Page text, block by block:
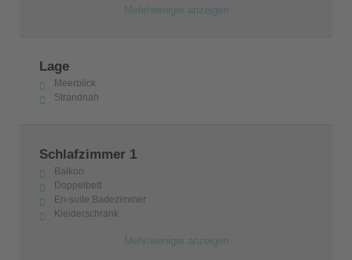
Mehr/weniger anzeigen
Lage
Meerblick
Strandnah
Schlafzimmer 1
Balkon
Doppelbett
En-suite Badezimmer
Kleiderschrank
Mehr/weniger anzeigen